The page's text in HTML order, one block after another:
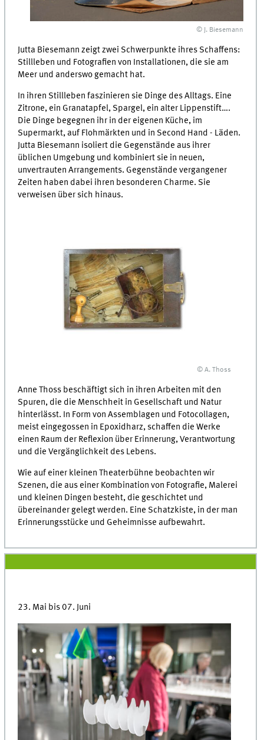
© J. Biesemann
Jutta Biesemann zeigt zwei Schwerpunkte ihres Schaffens:
Stillleben und Fotografien von Installationen, die sie am
Meer und anderswo gemacht hat.
In ihren Stillleben faszinieren sie Dinge des Alltags. Eine
Zitrone, ein Granatapfel, Spargel, ein alter Lippenstift….
Die Dinge begegnen ihr in der eigenen Küche, im
Supermarkt, auf Flohmärkten und in Second Hand - Läden.
Jutta Biesemann isoliert die Gegenstände aus ihrer
üblichen Umgebung und kombiniert sie in neuen,
unvertrauten Arrangements. Gegenstände vergangener
Zeiten haben dabei ihren besonderen Charme. Sie
verweisen über sich hinaus.
© A. Thoss
Anne Thoss beschäftigt sich in ihren Arbeiten mit den
Spuren, die die Menschheit in Gesellschaft und Natur
hinterlässt. In Form von Assemblagen und Fotocollagen,
meist eingegossen in Epoxidharz, schaffen die Werke
einen Raum der Reflexion über Erinnerung, Verantwortung
und die Vergänglichkeit des Lebens.
Wie auf einer kleinen Theaterbühne beobachten wir
Szenen, die aus einer Kombination von Fotografie, Malerei
und kleinen Dingen besteht, die geschichtet und
übereinander gelegt werden. Eine Schatzkiste, in der man
Erinnerungsstücke und Geheimnisse aufbewahrt.
23. Mai bis 07. Juni